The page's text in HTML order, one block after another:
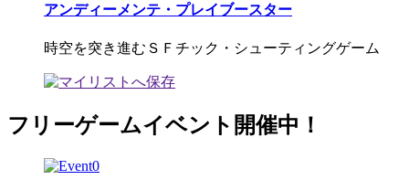
アンディーメンテ・プレイブースター
時空を突き進むＳＦチック・シューティングゲーム
フリーゲームイベント開催中！